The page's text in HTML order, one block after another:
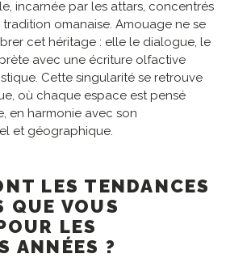
incarnée par les attars, concentrés
omanaise. Amouage ne se
cet héritage : elle le dialogue, le
avec une écriture olfactive
Cette singularité se retrouve
où chaque espace est pensé
en harmonie avec son
et géographique.
LES TENDANCES
QUE VOUS
LES
ANNÉES ?